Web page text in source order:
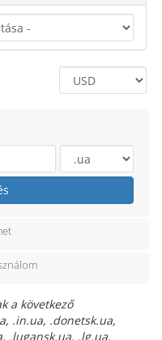
a következő
.in.ua, .donetsk.ua,
.lugansk.ua, .lg.ua,